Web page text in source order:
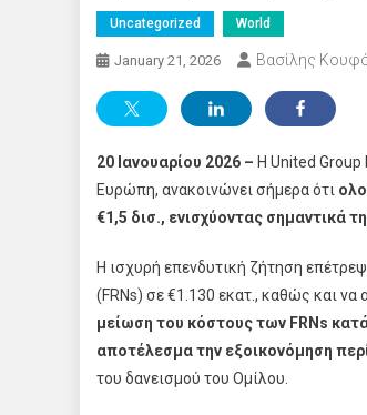
Uncategorized World
January 21, 2026 Βασίλης
20 Ιανουαρίου 2026 – Η United Group
Ευρώπη, ανακοινώνει σήμερα ότι
€1,5 δισ., ενισχύοντας σημαντικά
Η ισχυρή επενδυτική ζήτηση
(FRNs) σε €1.130 εκατ., καθώς και να
μείωση του κόστους των FRNs
αποτέλεσμα την εξοικονόμηση
του δανεισμού του Ομίλου.